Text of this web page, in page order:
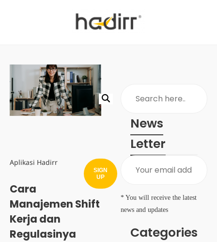
Aplikasi Hadirr
Cara
Manajemen Shift
Kerja dan
Regulasinya
News
Letter
SIGN
UP
* You will receive the latest
news and updates
Categories